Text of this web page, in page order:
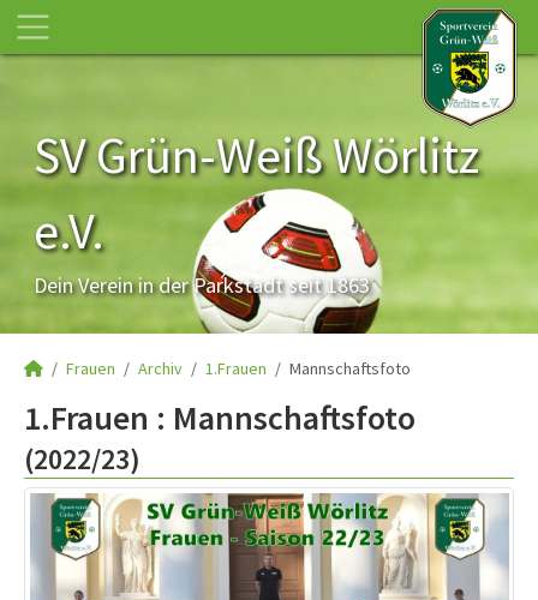
SV Grün-Weiß Wörlitz
e.V.
Dein Verein in der Parkstadt seit 1863
Frauen Archiv 1.Frauen Mannschaftsfoto
1.Frauen : Mannschaftsfoto
(2022/23)